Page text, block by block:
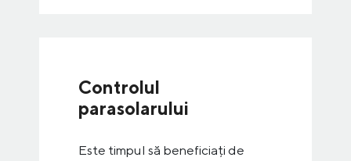
Controlul
parasolarului
Este timpul să beneficiați de